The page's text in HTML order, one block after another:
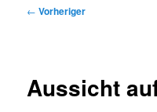
Beitragsnavigation
← Vorheriger
Aussicht